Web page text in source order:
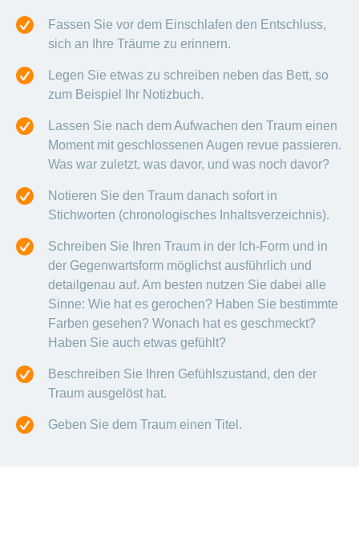
Fassen Sie vor dem Einschlafen den Entschluss,
sich an Ihre Träume zu erinnern.
Legen Sie etwas zu schreiben neben das Bett, so
zum Beispiel Ihr Notizbuch.
Lassen Sie nach dem Aufwachen den Traum einen
Moment mit geschlossenen Augen revue passieren.
Was war zuletzt, was davor, und was noch davor?
Notieren Sie den Traum danach sofort in
Stichworten (chronologisches Inhaltsverzeichnis).
Schreiben Sie Ihren Traum in der Ich-Form und in
der Gegenwartsform möglichst ausführlich und
detailgenau auf. Am besten nutzen Sie dabei alle
Sinne: Wie hat es gerochen? Haben Sie bestimmte
Farben gesehen? Wonach hat es geschmeckt?
Haben Sie auch etwas gefühlt?
Beschreiben Sie Ihren Gefühlszustand, den der
Traum ausgelöst hat.
Geben Sie dem Traum einen Titel.